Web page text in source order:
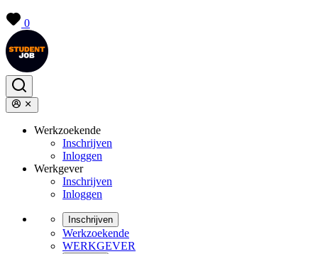
0
Werkzoekende
Inschrijven
Inloggen
Werkgever
Inschrijven
Inloggen
Inschrijven
Werkzoekende
WERKGEVER